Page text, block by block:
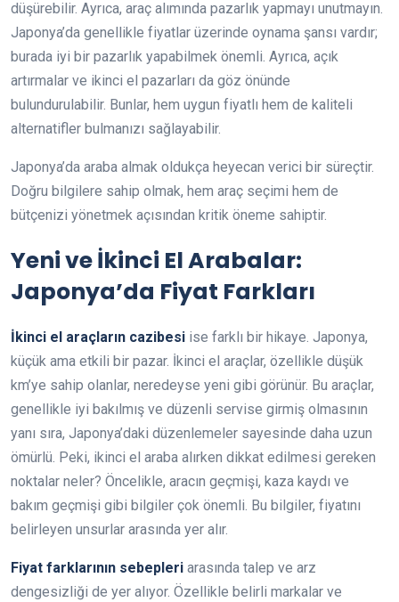
düşürebilir. Ayrıca, araç alımında pazarlık yapmayı unutmayın.
Japonya’da genellikle fiyatlar üzerinde oynama şansı vardır;
burada iyi bir pazarlık yapabilmek önemli. Ayrıca, açık
artırmalar ve ikinci el pazarları da göz önünde
bulundurulabilir. Bunlar, hem uygun fiyatlı hem de kaliteli
alternatifler bulmanızı sağlayabilir.
Japonya’da araba almak oldukça heyecan verici bir süreçtir.
Doğru bilgilere sahip olmak, hem araç seçimi hem de
bütçenizi yönetmek açısından kritik öneme sahiptir.
Yeni ve İkinci El Arabalar:
Japonya’da Fiyat Farkları
İkinci el araçların cazibesi ise farklı bir hikaye. Japonya,
küçük ama etkili bir pazar. İkinci el araçlar, özellikle düşük
km’ye sahip olanlar, neredeyse yeni gibi görünür. Bu araçlar,
genellikle iyi bakılmış ve düzenli servise girmiş olmasının
yanı sıra, Japonya’daki düzenlemeler sayesinde daha uzun
ömürlü. Peki, ikinci el araba alırken dikkat edilmesi gereken
noktalar neler? Öncelikle, aracın geçmişi, kaza kaydı ve
bakım geçmişi gibi bilgiler çok önemli. Bu bilgiler, fiyatını
belirleyen unsurlar arasında yer alır.
Fiyat farklarının sebepleri arasında talep ve arz
dengesizliği de yer alıyor. Özellikle belirli markalar ve